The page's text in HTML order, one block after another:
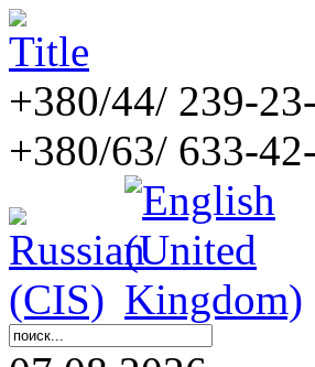
+380/44/ 239-
+380/63/ 633-